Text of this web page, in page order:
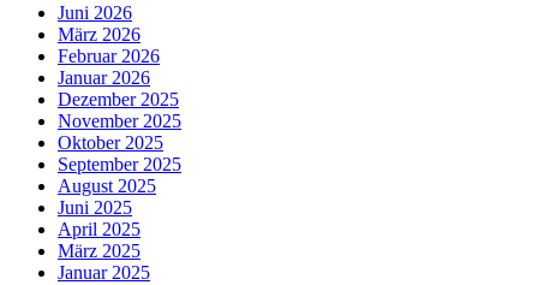
Juni 2026
März 2026
Februar 2026
Januar 2026
Dezember 2025
November 2025
Oktober 2025
September 2025
August 2025
Juni 2025
April 2025
März 2025
Januar 2025